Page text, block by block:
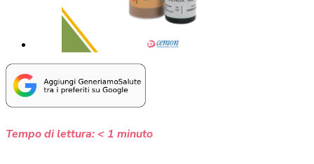
Tempo di lettura: < 1 minuto